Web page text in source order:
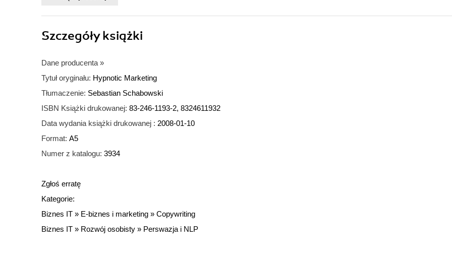
Szczegółyksiążki
Dane producenta »
Tytuł oryginału: Hypnotic Marketing
Tłumaczenie: Sebastian Schabowski
ISBN Książki drukowanej: 83-246-1193-2, 8324611932
Data wydania książki drukowanej : 2008-01-10
Format: A5
Numer z katalogu: 3934
Zgłoś erratę
Kategorie:
Biznes IT » E-biznes i marketing » Copywriting
Biznes IT » Rozwój osobisty » Perswazja i NLP